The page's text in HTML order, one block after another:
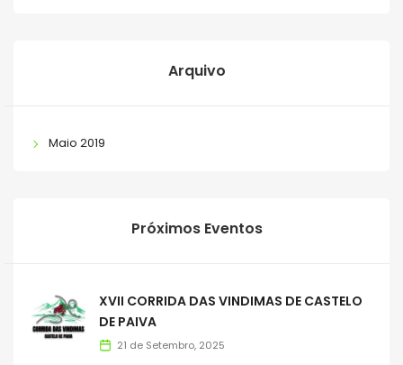
Arquivo
Maio 2019
Próximos Eventos
XVII CORRIDA DAS VINDIMAS DE CASTELO
DE PAIVA
21 de Setembro, 2025